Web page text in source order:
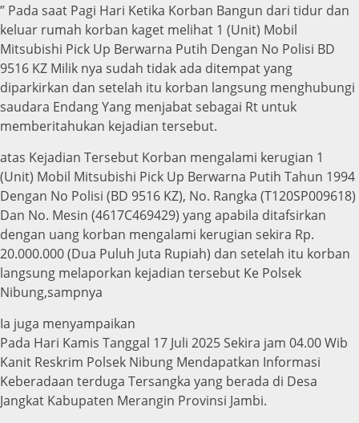
” Pada saat Pagi Hari Ketika Korban Bangun dari tidur dan
keluar rumah korban kaget melihat 1 (Unit) Mobil
Mitsubishi Pick Up Berwarna Putih Dengan No Polisi BD
9516 KZ Milik nya sudah tidak ada ditempat yang
diparkirkan dan setelah itu korban langsung menghubungi
saudara Endang Yang menjabat sebagai Rt untuk
memberitahukan kejadian tersebut.
atas Kejadian Tersebut Korban mengalami kerugian 1
(Unit) Mobil Mitsubishi Pick Up Berwarna Putih Tahun 1994
Dengan No Polisi (BD 9516 KZ), No. Rangka (T120SP009618)
Dan No. Mesin (4617C469429) yang apabila ditafsirkan
dengan uang korban mengalami kerugian sekira Rp.
20.000.000 (Dua Puluh Juta Rupiah) dan setelah itu korban
langsung melaporkan kejadian tersebut Ke Polsek
Nibung,sampnya
Ia juga menyampaikan
Pada Hari Kamis Tanggal 17 Juli 2025 Sekira jam 04.00 Wib
Kanit Reskrim Polsek Nibung Mendapatkan Informasi
Keberadaan terduga Tersangka yang berada di Desa
Jangkat Kabupaten Merangin Provinsi Jambi.